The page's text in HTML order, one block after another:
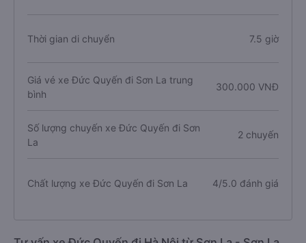
Thời gian di chuyển 7.5 giờ
Giá vé xe Đức Quyến đi Sơn La trung
bình
300.000 VNĐ
Số lượng chuyến xe Đức Quyến đi Sơn
La
2 chuyến
Chất lượng xe Đức Quyến đi Sơn La 4/5.0 đánh giá